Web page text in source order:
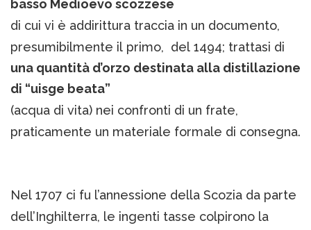
basso Medioevo scozzese
di cui vi è addirittura traccia in un documento,
presumibilmente il primo, del 1494; trattasi di
una quantità d’orzo destinata alla distillazione
di “uisge beata”
(acqua di vita) nei confronti di un frate,
praticamente un materiale formale di consegna.
Nel 1707 ci fu l’annessione della Scozia da parte
dell’Inghilterra, le ingenti tasse colpirono la